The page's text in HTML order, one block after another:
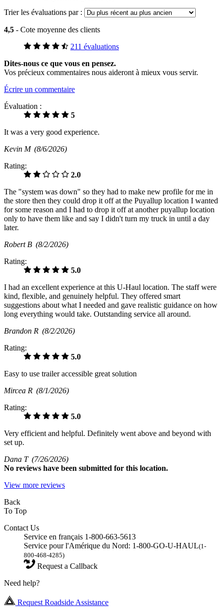
Trier les évaluations par :
4,5 - Cote moyenne des clients
211 évaluations
Dites-nous ce que vous en pensez.
Vos précieux commentaires nous aideront à mieux vous servir.
Écrire un commentaire
Évaluation :
5
It was a very good experience.
Kevin M (8/6/2026)
Rating:
2.0
The "system was down" so they had to make new profile for me in
the store then they could drop it off at the Puyallup location I wanted
for some reason and I had to drop it off at another puyallup location
only to have them like and say I didn't turn my truck in until a day
later.
Robert B (8/2/2026)
Rating:
5.0
I had an excellent experience at this U‑Haul location. The staff were
kind, flexible, and genuinely helpful. They offered smart
suggestions about what I needed and gave realistic guidance on how
long everything would take. Outstanding service all around.
Brandon R (8/2/2026)
Rating:
5.0
Easy to use trailer accessible great solution
Mircea R (8/1/2026)
Rating:
5.0
Very efficient and helpful. Definitely went above and beyond with
set up.
Dana T (7/26/2026)
No reviews have been submitted for this location.
View more reviews
Back
To Top
Contact Us
Service en français 1-800-663-5613
Service pour l'Amérique du Nord: 1-800-GO-U-HAUL(1-
800-468-4285)
Request a Callback
Need help?
Request Roadside Assistance